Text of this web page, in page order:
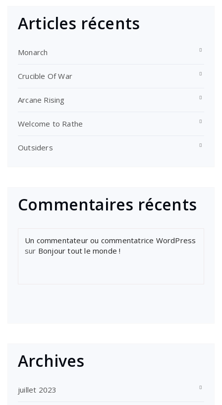
Articles récents
Monarch
Crucible Of War
Arcane Rising
Welcome to Rathe
Outsiders
Commentaires récents
Un commentateur ou commentatrice WordPress
sur Bonjour tout le monde !
Archives
juillet 2023